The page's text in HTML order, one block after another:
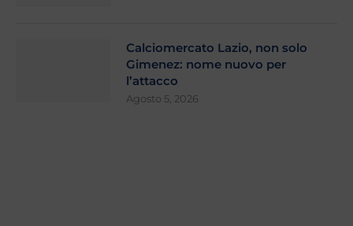
Calciomercato Lazio, non solo
Gimenez: nome nuovo per
l’attacco
Agosto 5, 2026